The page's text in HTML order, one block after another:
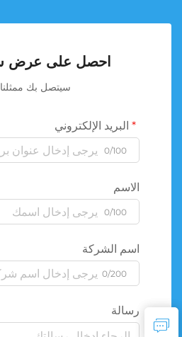
احصل على عرض
سيتصل بك ممثلنا
البريد الإلكتروني
0/100
الاسم
0/100
اسم الشركة
0/200
رسالة